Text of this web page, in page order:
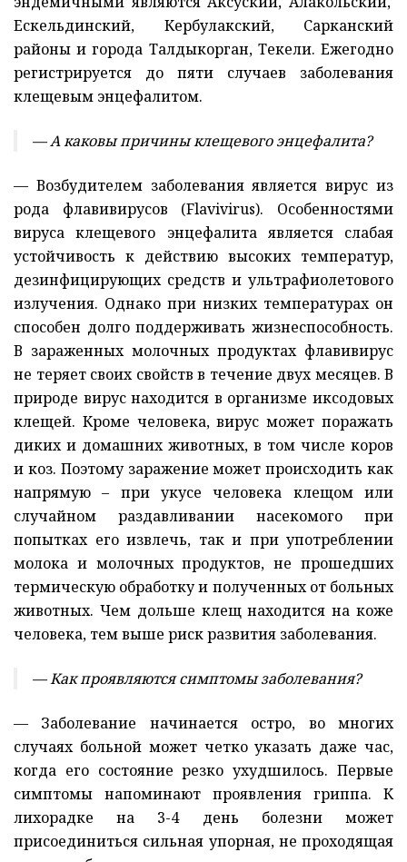
Ескельдинский, Кербулакский, Сарканский
районы и города Талдыкорган, Текели. Ежегодно
регистрируется до пяти случаев заболевания
клещевым энцефалитом.
— А каковы причины клещевого энцефалита?
— Возбудителем заболевания является вирус из
рода флавивирусов (Flavivirus). Особенностями
вируса клещевого энцефалита является слабая
устойчивость к действию высоких температур,
дезинфицирующих средств и ультрафиолетового
излучения. Однако при низких температурах он
способен долго поддерживать жизнеспособность.
В зараженных молочных продуктах флавивирус
не теряет своих свойств в течение двух месяцев. В
природе вирус находится в организме иксодовых
клещей. Кроме человека, вирус может поражать
диких и домашних животных, в том числе коров
и коз. Поэтому заражение может происходить как
напрямую – при укусе человека клещом или
случайном раздавливании насекомого при
попытках его извлечь, так и при употреблении
молока и молочных продуктов, не прошедших
термическую обработку и полученных от больных
животных. Чем дольше клещ находится на коже
человека, тем выше риск развития заболевания.
— Как проявляются симптомы заболевания?
— Заболевание начинается остро, во многих
случаях больной может четко указать даже час,
когда его состояние резко ухудшилось. Первые
симптомы напоминают проявления гриппа. К
лихорадке на 3-4 день болезни может
присоединиться сильная упорная, не проходящая